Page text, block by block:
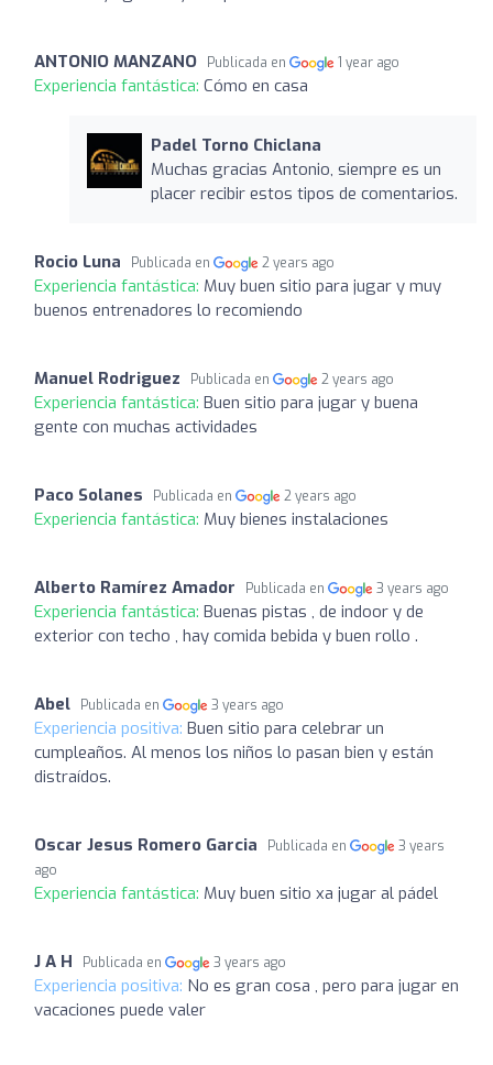
ANTONIO MANZANO Publicada en 1 year ago
Experiencia fantástica: Cómo en casa
Padel Torno Chiclana
Muchas gracias Antonio, siempre es un
placer recibir estos tipos de comentarios.
Rocio Luna Publicada en 2 years ago
Experiencia fantástica: Muy buen sitio para jugar y muy
buenos entrenadores lo recomiendo
Manuel Rodriguez Publicada en 2 years ago
Experiencia fantástica: Buen sitio para jugar y buena
gente con muchas actividades
Paco Solanes Publicada en 2 years ago
Experiencia fantástica: Muy bienes instalaciones
Alberto Ramírez Amador Publicada en 3 years ago
Experiencia fantástica: Buenas pistas , de indoor y de
exterior con techo , hay comida bebida y buen rollo .
Abel Publicada en 3 years ago
Experiencia positiva: Buen sitio para celebrar un
cumpleaños. Al menos los niños lo pasan bien y están
distraídos.
Oscar Jesus Romero Garcia Publicada en
3 years
ago
Experiencia fantástica: Muy buen sitio xa jugar al pádel
J A H Publicada en 3 years ago
Experiencia positiva: No es gran cosa , pero para jugar en
vacaciones puede valer